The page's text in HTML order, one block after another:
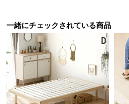
ー
お
ら
幅65cm
デンマー
ク デザイ
ン ワーク
¥10,99
8
デンマー
ク デザイ
ン マルチ
ット
¥26,99
9
幅147cm
デンマー
ク デザイ
ン マルチ
チェスト
¥26,99
9
一緒にチェックされている商品